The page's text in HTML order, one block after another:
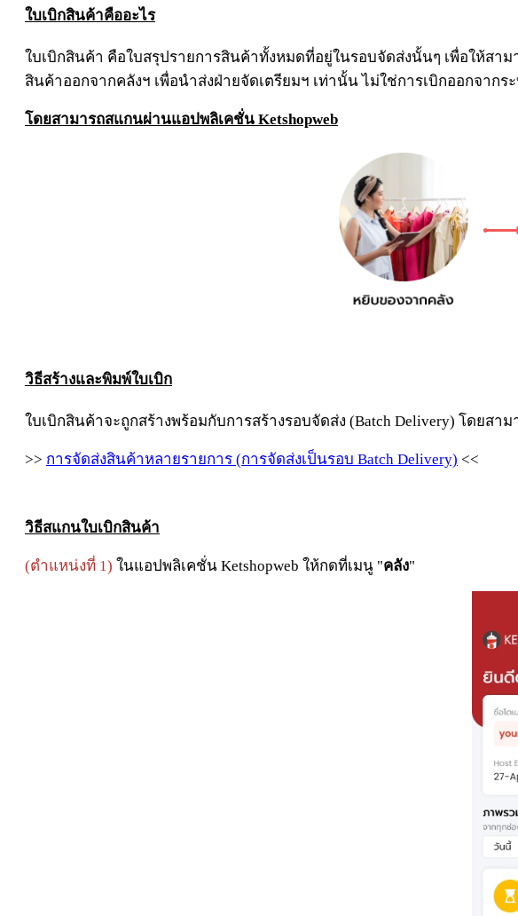
ใบเบิกสินค้าคืออะไร
ใบเบิกสินค้า คือใบสรุปรายการสินค้าทั้งหมดที่อยู่ในรอบจัดส่งนั้นๆ เพื่อให้สา
สินค้าออกจากคลังฯ เพื่อนำส่งฝ่ายจัดเตรียมฯ เท่านั้น ไม่ใช่การเบิกออกจากร
โดยสามารถสแกนผ่านแอปพลิเคชั่น Ketshopweb
วิธีสร้างและพิมพ์ใบเบิก
ใบเบิกสินค้าจะถูกสร้างพร้อมกับการสร้างรอบจัดส่ง (Batch Delivery) โดยสา
>> การจัดส่งสินค้าหลายรายการ (การจัดส่งเป็นรอบ Batch Delivery) <<
วิธีสแกนใบเบิกสินค้า
(ตำแหน่งที่ 1) ในแอปพลิเคชั่น Ketshopweb ให้กดที่เมนู "คลัง"